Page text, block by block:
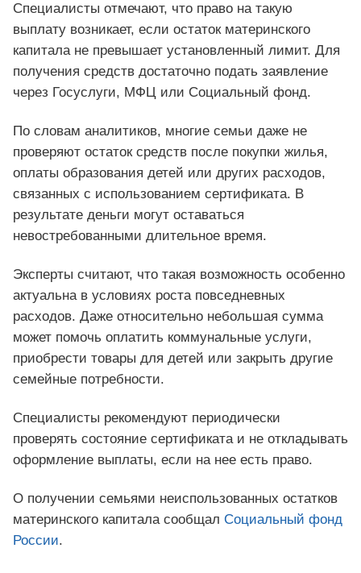
Специалисты отмечают, что право на такую
выплату возникает, если остаток материнского
капитала не превышает установленный лимит. Для
получения средств достаточно подать заявление
через Госуслуги, МФЦ или Социальный фонд.
По словам аналитиков, многие семьи даже не
проверяют остаток средств после покупки жилья,
оплаты образования детей или других расходов,
связанных с использованием сертификата. В
результате деньги могут оставаться
невостребованными длительное время.
Эксперты считают, что такая возможность особенно
актуальна в условиях роста повседневных
расходов. Даже относительно небольшая сумма
может помочь оплатить коммунальные услуги,
приобрести товары для детей или закрыть другие
семейные потребности.
Специалисты рекомендуют периодически
проверять состояние сертификата и не откладывать
оформление выплаты, если на нее есть право.
О получении семьями неиспользованных остатков
материнского капитала сообщал Социальный фонд
России.